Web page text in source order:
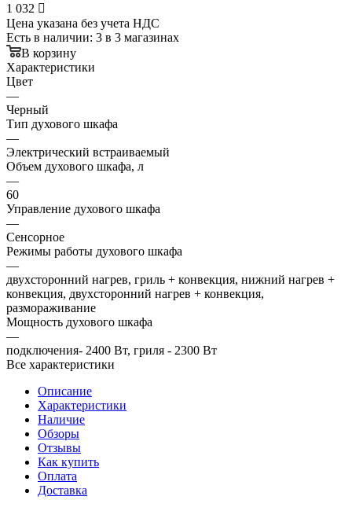
1 032 
Цена указана без учета НДС
Есть в наличии: 3 в 3 магазинах
В корзину
Характеристики
Цвет
—
Черный
Тип духового шкафа
—
Электрический встраиваемый
Объем духового шкафа, л
—
60
Управление духового шкафа
—
Сенсорное
Режимы работы духового шкафа
—
двухсторонний нагрев, гриль + конвекция, нижний нагрев +
конвекция, двухсторонний нагрев + конвекция,
размораживание
Мощность духового шкафа
—
подключения- 2400 Вт, гриля - 2300 Вт
Все характеристики
Описание
Характеристики
Наличие
Обзоры
Отзывы
Как купить
Оплата
Доставка